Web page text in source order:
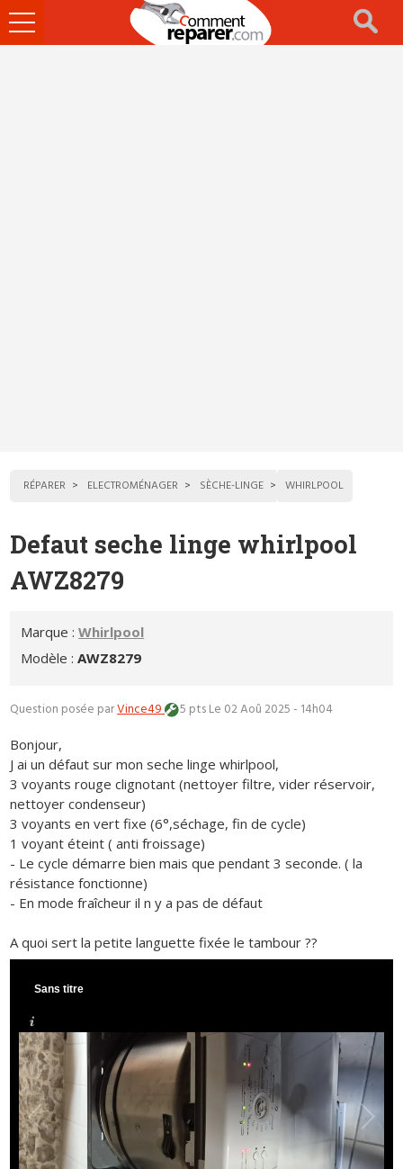
Ouvrir
le
RÉPARER ELECTROMÉNAGER SÈCHE-LINGE WHIRLPOOL
Defaut seche linge whirlpool
AWZ8279
Marque :Whirlpool
Modèle :AWZ8279
Question posée parVince49 5 ptsLe 02 Aoû 2025 - 14h04
Bonjour,
J ai un défaut sur mon seche linge whirlpool,
3 voyants rouge clignotant (nettoyer filtre, vider réservoir,
nettoyer condenseur)
3 voyants en vert fixe (6°,séchage, fin de cycle)
1 voyant éteint ( anti froissage)
- Le cycle démarre bien mais que pendant 3 seconde. ( la
résistance fonctionne)
- En mode fraîcheur il n y a pas de défaut
A quoi sert la petite languette fixée le tambour ??
Sans titre